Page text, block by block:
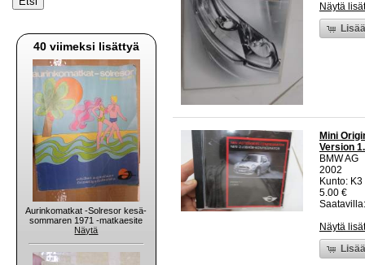
40 viimeksi lisättyä
Aurinkomatkat -Solresor kesä-
sommaren 1971 -matkaesite
Näytä
Näytä
Mini
Version
BMW AG
2002
Kunto:
5.00 €
Näytä